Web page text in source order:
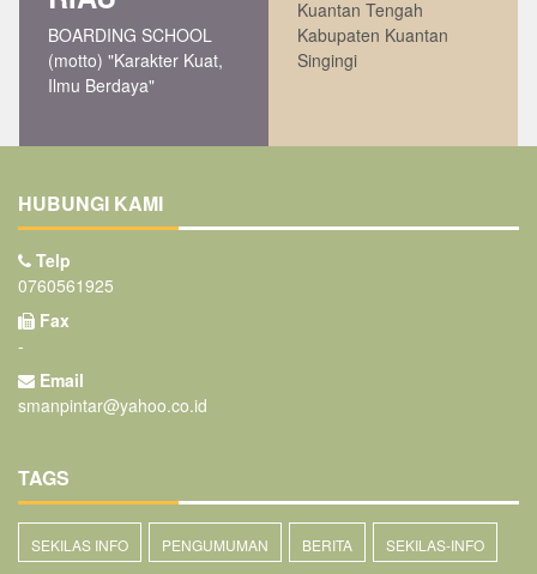
BOARDING SCHOOL
(motto) "Karakter Kuat,
Ilmu Berdaya"
Kuantan Tengah
Kabupaten Kuantan
Singingi
HUBUNGI KAMI
Telp
0760561925
Fax
-
Email
smanpintar@yahoo.co.id
TAGS
SEKILAS INFO PENGUMUMAN BERITA SEKILAS-INFO